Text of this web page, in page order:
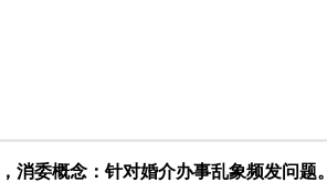
消委概念：针对婚介办事乱象频发问题。